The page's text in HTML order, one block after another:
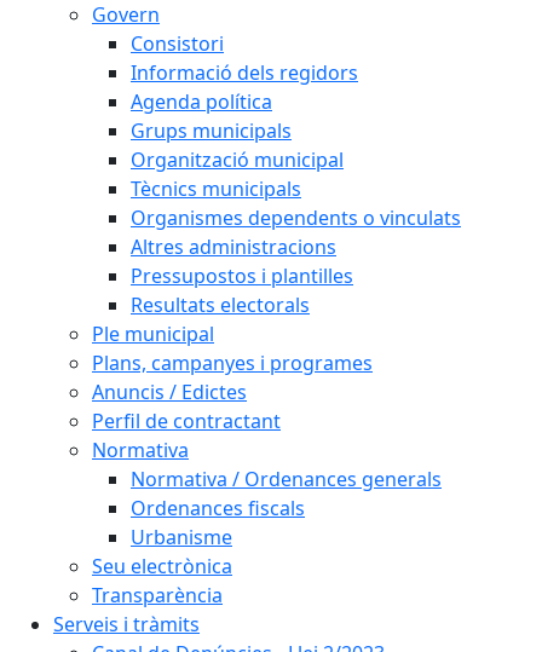
Govern
Consistori
Informació dels regidors
Agenda política
Grups municipals
Organització municipal
Tècnics municipals
Organismes dependents o vinculats
Altres administracions
Pressupostos i plantilles
Resultats electorals
Ple municipal
Plans, campanyes i programes
Anuncis / Edictes
Perfil de contractant
Normativa
Normativa / Ordenances generals
Ordenances fiscals
Urbanisme
Seu electrònica
Transparència
Serveis i tràmits